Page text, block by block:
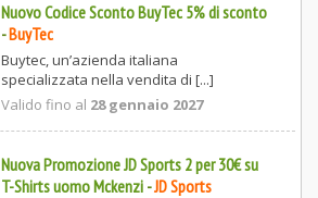
Nuovo Codice Sconto BuyTec 5% di sconto
-BuyTec
Buytec, un’azienda italiana
specializzata nella vendita di [...]
Valido fino al 28 gennaio 2027
Nuova Promozione JD Sports 2 per 30€ su
T-Shirts uomo Mckenzi -JD Sports